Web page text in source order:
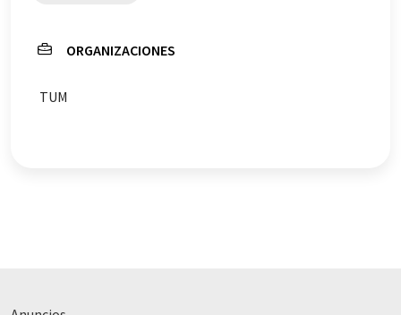
ORGANIZACIONES
TUM